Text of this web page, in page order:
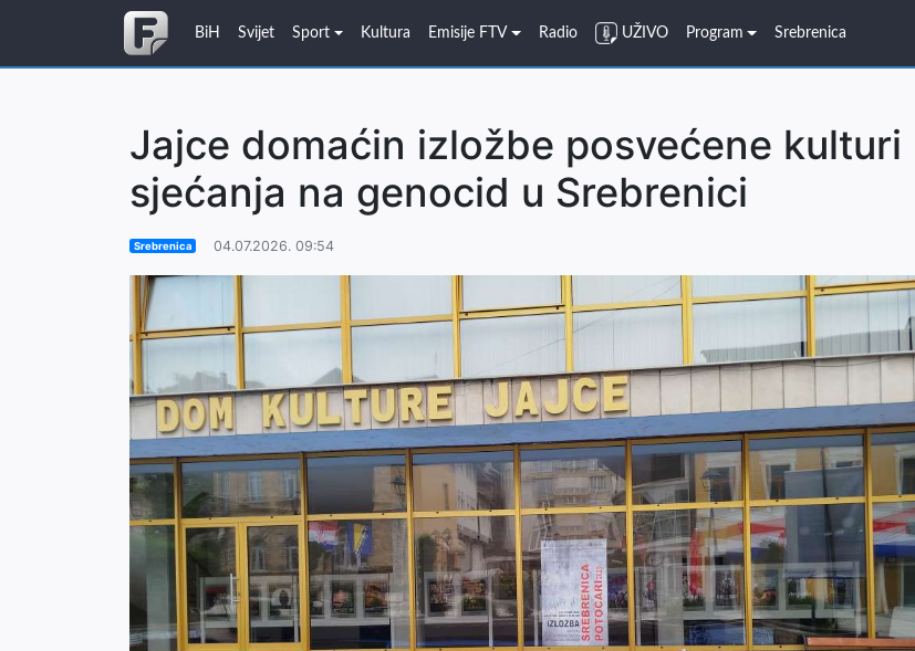
BiH Svijet Sport Kultura Emisije FTV Radio UŽIVO Program Srebrenica
Jajce domaćin izložbe posvećene kulturi
sjećanja na genocid u Srebrenici
Srebrenica 04.07.2026. 09:54